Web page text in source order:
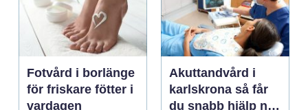
Fotvård i borlänge
för friskare fötter i
vardagen
Akuttandvård i
karlskrona så får
du snabb hjälp när